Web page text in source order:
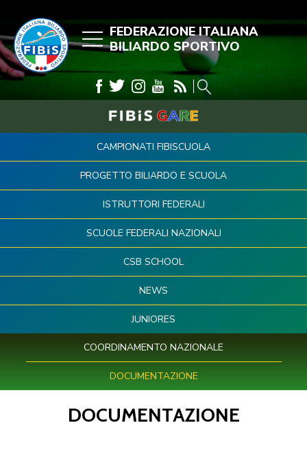
FEDERAZIONE ITALIANA
BILIARDO SPORTIVO
CAMPIONATI FIBISCUOLA
PROGETTO BILIARDO E SCUOLA
ISTRUTTORI FEDERALI
SCUOLE FEDERALI NAZIONALI
CSB SCHOOL
NEWS
JUNIORES
COORDINAMENTO NAZIONALE
DOCUMENTAZIONE
DOCUMENTAZIONE